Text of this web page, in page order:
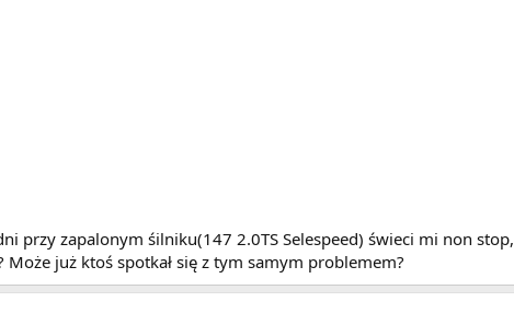
przy zapalonym śilniku(147 2.0TS Selespeed) świeci mi non
Może już ktoś spotkał się z tym samym problemem?